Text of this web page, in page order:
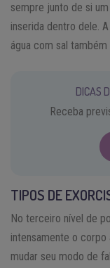
sempre junto de si
inserida dentro dele.
água com sal
DICAS
Receba
TIPOS DE
No terceiro nível de
intensamente o
mudar seu modo de